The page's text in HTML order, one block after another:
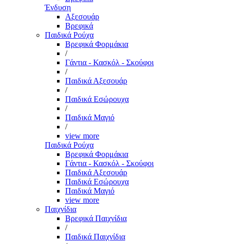
Ένδυση
Αξεσουάρ
Βρεφικά
Παιδικά Ρούχα
Βρεφικά Φορμάκια
/
Γάντια - Κασκόλ - Σκούφοι
/
Παιδικά Αξεσουάρ
/
Παιδικά Εσώρουχα
/
Παιδικά Μαγιό
/
view more
Παιδικά Ρούχα
Βρεφικά Φορμάκια
Γάντια - Κασκόλ - Σκούφοι
Παιδικά Αξεσουάρ
Παιδικά Εσώρουχα
Παιδικά Μαγιό
view more
Παιχνίδια
Βρεφικά Παιχνίδια
/
Παιδικά Παιχνίδια